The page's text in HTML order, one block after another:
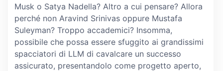
Musk o Satya Nadella? Altro a cui pensare? Allora
perché non Aravind Srinivas oppure Mustafa
Suleyman? Troppo accademici? Insomma,
possibile che possa essere sfuggito ai grandissimi
spacciatori di LLM di cavalcare un successo
assicurato, presentandolo come progetto aperto,